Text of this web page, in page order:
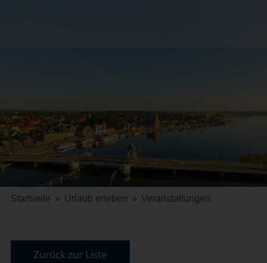
Startseite » Urlaub erleben » Veranstaltungen
Zurück zur Liste